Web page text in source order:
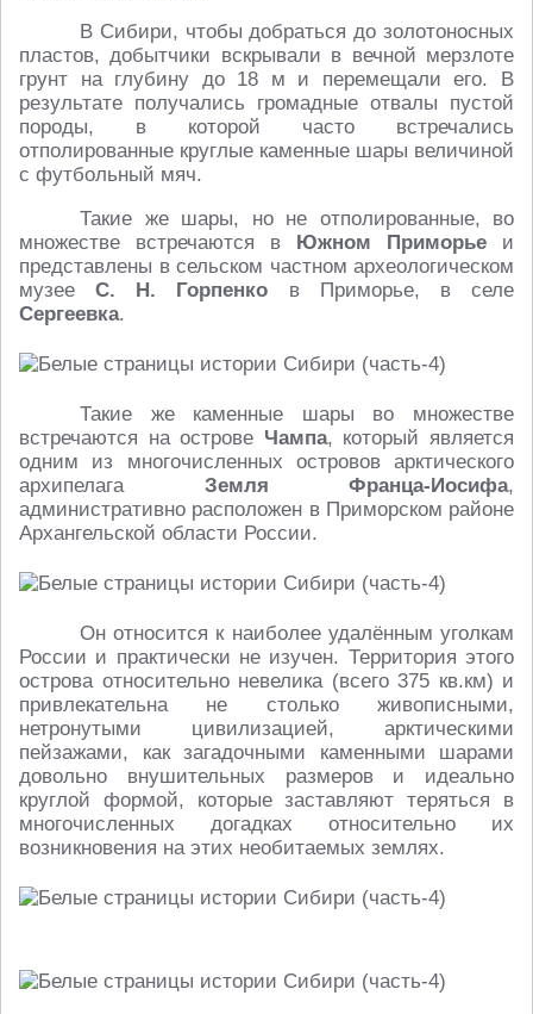
В Сибири, чтобы добраться до золотоносных
пластов, добытчики вскрывали в вечной мерзлоте
грунт на глубину до 18 м и перемещали его. В
результате получались громадные отвалы пустой
породы, в которой часто встречались
отполированные круглые каменные шары величиной
с футбольный мяч.
Такие же шары, но не отполированные, во
множестве встречаются в Южном Приморье и
представлены в сельском частном археологическом
музееС. Н. Горпенко в Приморье, в селе
Сергеевка.
Такие же каменные шары во множестве
встречаются на острове Чампа, который является
одним из многочисленных островов арктического
архипелага Земля Франца-Иосифа,
административно расположен в Приморском районе
Архангельской области России.
Он относится к наиболее удалённым уголкам
России и практически не изучен. Территория этого
острова относительно невелика (всего 375 кв.км) и
привлекательна не столько живописными,
нетронутыми цивилизацией, арктическими
пейзажами, как загадочными каменными шарами
довольно внушительных размеров и идеально
круглой формой, которые заставляют теряться в
многочисленных догадках относительно их
возникновения на этих необитаемых землях.